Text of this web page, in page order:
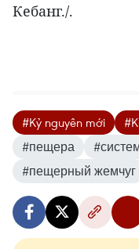
Кебанг./.
#Kỷ nguyên mới
#пещера
#пещерный жемчуг